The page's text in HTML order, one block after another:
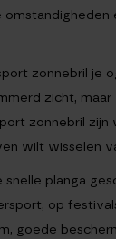
zonnebril je
zicht,
zonnebril zijn
wilt wisselen
planga
op
goede